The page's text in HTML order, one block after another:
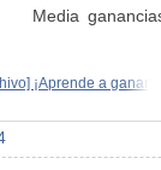
Media
¡Aprende a ganar